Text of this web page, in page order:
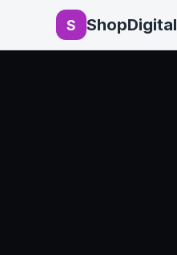
S ShopDigital